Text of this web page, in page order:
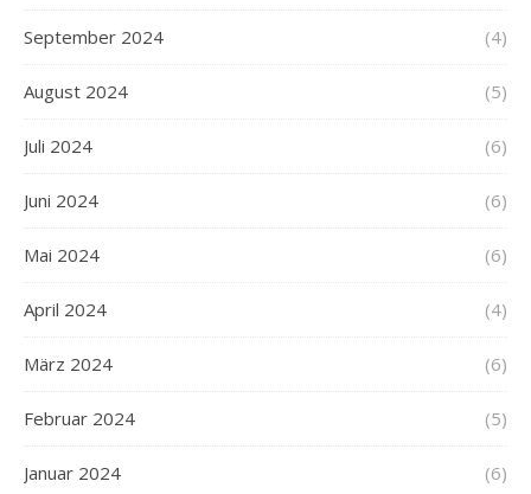
September 2024 (4)
August 2024 (5)
Juli 2024 (6)
Juni 2024 (6)
Mai 2024 (6)
April 2024 (4)
März 2024 (6)
Februar 2024 (5)
Januar 2024 (6)